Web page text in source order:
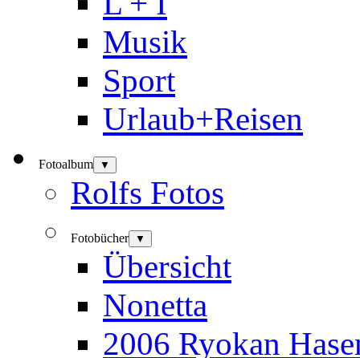
Musik
Sport
Urlaub+Reisen
Fotoalbum ▼
Rolfs Fotos
Fotobücher ▼
Übersicht
Nonetta
2006 Ryokan